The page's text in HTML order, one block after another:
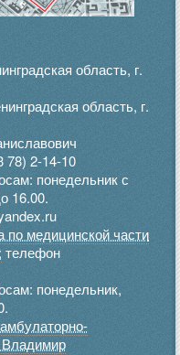
область, г.
область, г.
78) 2-14-10
понедельник с
16.00.
по медицинской части
телефон
понедельник,
Владимир